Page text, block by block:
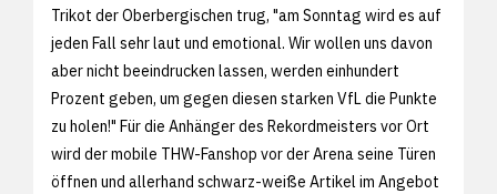
Trikot der Oberbergischen trug, "am Sonntag wird es auf
jeden Fall sehr laut und emotional. Wir wollen uns davon
aber nicht beeindrucken lassen, werden einhundert
Prozent geben, um gegen diesen starken VfL die Punkte
zu holen!" Für die Anhänger des Rekordmeisters vor Ort
wird der mobile THW-Fanshop vor der Arena seine Türen
öffnen und allerhand schwarz-weiße Artikel im Angebot